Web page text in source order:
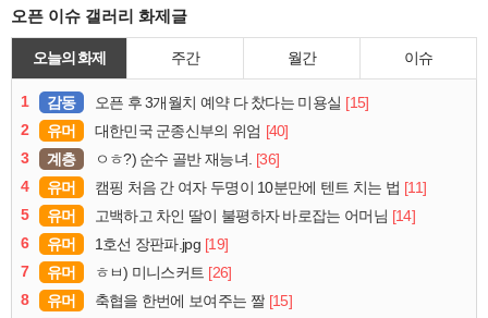
오픈 이슈 갤러리 화제글
오늘의 화제 주간 월간 이슈
1 감동 오픈 후 3개월치 예약 다 찼다는 미용실 [15]
2
유머 대한민국 군종신부의 위엄 [40]
3
계층 ㅇㅎ?) 순수 골반 재능녀. [36]
4
유머 캠핑 처음 간 여자 두명이 10분만에 텐트 치는 법 [11]
5
유머 고백하고 차인 딸이 불평하자 바로잡는 어머님 [14]
6
유머 1호선 장판파.jpg [19]
7
유머 ㅎㅂ) 미니스커트 [26]
8
유머 축협을 한번에 보여주는 짤 [15]